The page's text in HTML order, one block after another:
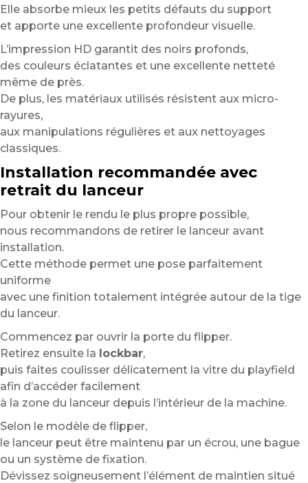
Elle absorbe mieux les petits défauts du support
et apporte une excellente profondeur visuelle.
L’impression HD garantit des noirs profonds,
des couleurs éclatantes et une excellente netteté
même de près.
De plus, les matériaux utilisés résistent aux micro-
rayures,
aux manipulations régulières et aux nettoyages
classiques.
Installation recommandée avec
retrait du lanceur
Pour obtenir le rendu le plus propre possible,
nous recommandons de retirer le lanceur avant
installation.
Cette méthode permet une pose parfaitement
uniforme
avec une finition totalement intégrée autour de la tige
du lanceur.
Commencez par ouvrir la porte du flipper.
Retirez ensuite la lockbar,
puis faites coulisser délicatement la vitre du playfield
afin d’accéder facilement
à la zone du lanceur depuis l’intérieur de la machine.
Selon le modèle de flipper,
le lanceur peut être maintenu par un écrou, une bague
ou un système de fixation.
Dévissez soigneusement l’élément de maintien situé